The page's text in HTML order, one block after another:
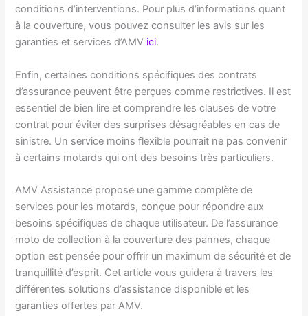
conditions d’interventions. Pour plus d’informations quant
à la couverture, vous pouvez consulter les avis sur les
garanties et services d’AMV ici.
Enfin, certaines conditions spécifiques des contrats
d’assurance peuvent être perçues comme restrictives. Il est
essentiel de bien lire et comprendre les clauses de votre
contrat pour éviter des surprises désagréables en cas de
sinistre. Un service moins flexible pourrait ne pas convenir
à certains motards qui ont des besoins très particuliers.
AMV Assistance propose une gamme complète de
services pour les motards, conçue pour répondre aux
besoins spécifiques de chaque utilisateur. De l’assurance
moto de collection à la couverture des pannes, chaque
option est pensée pour offrir un maximum de sécurité et de
tranquillité d’esprit. Cet article vous guidera à travers les
différentes solutions d’assistance disponible et les
garanties offertes par AMV.